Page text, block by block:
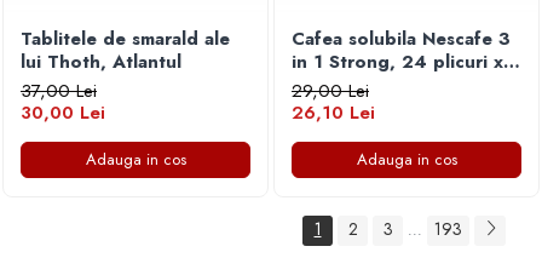
Tablitele de smarald ale
lui Thoth, Atlantul
37,00 Lei
30,00 Lei
Adauga in cos
Cafea solubila Nescafe 3
in 1 Strong, 24 plicuri x
15 g
29,00 Lei
26,10 Lei
Adauga in cos
1 2 3 ... 193